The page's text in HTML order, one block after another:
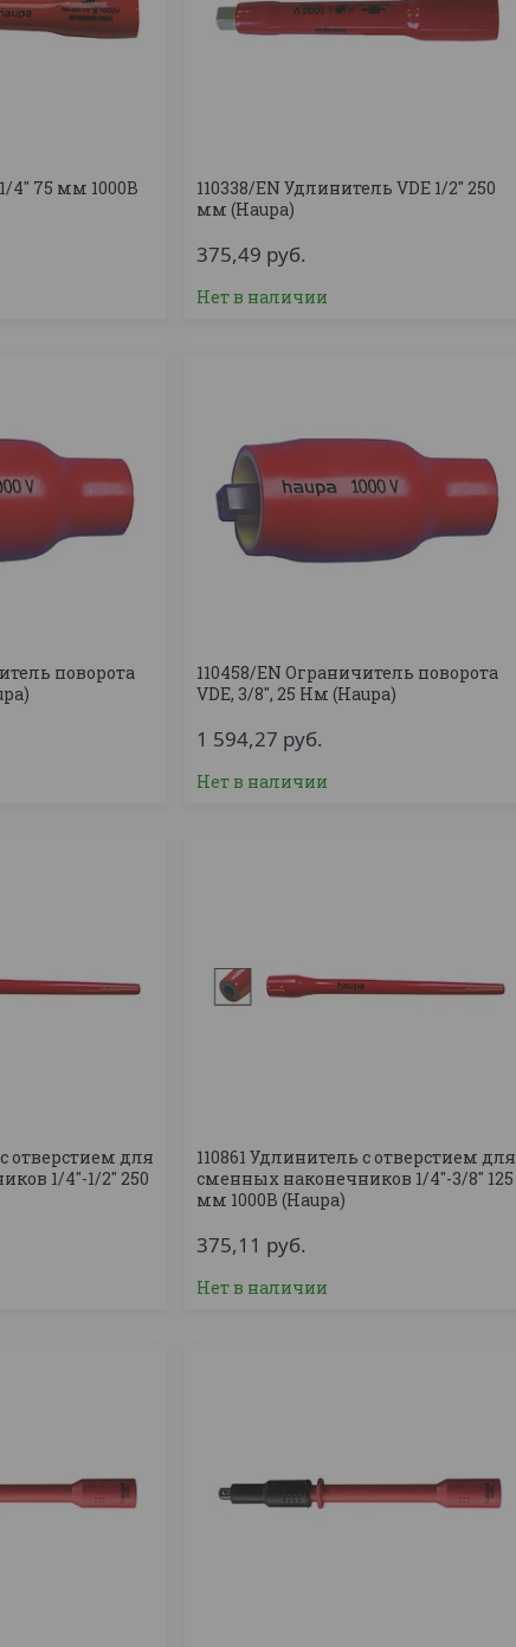
4'' 75 мм 1000В
110338/EN Удлинитель VDE 1/2'' 250
мм (Haupa)
375,49 руб.
Нет в наличии
поворота
110458/EN Ограничитель поворота
VDE, 3/8'', 25 Нм (Haupa)
1 594,27 руб.
Нет в наличии
отверстием для
1/4''-1/2'' 250
110861 Удлинитель с отверстием для
сменных наконечников 1/4''-3/8'' 125
мм 1000В (Haupa)
375,11 руб.
Нет в наличии